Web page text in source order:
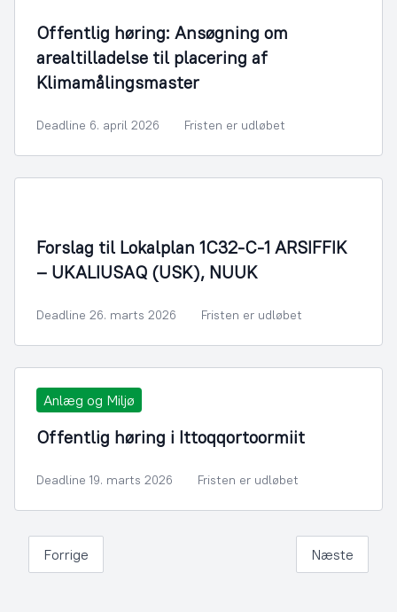
Offentlig høring: Ansøgning om
arealtilladelse til placering af
Klimamålingsmaster
Deadline 6. april 2026 Fristen er udløbet
Forslag til Lokalplan 1C32-C-1 ARSIFFIK
– UKALIUSAQ (USK), NUUK
Deadline 26. marts 2026 Fristen er udløbet
Anlæg og Miljø
Offentlig høring i Ittoqqortoormiit
Deadline 19. marts 2026 Fristen er udløbet
Forrige Næste